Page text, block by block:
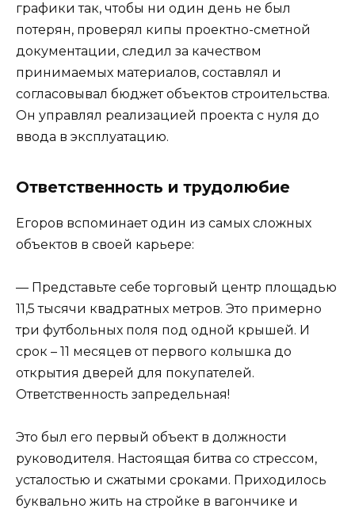
графики так, чтобы ни один день не был
потерян, проверял кипы проектно-сметной
документации, следил за качеством
принимаемых материалов, составлял и
согласовывал бюджет объектов строительства.
Он управлял реализацией проекта с нуля до
ввода в эксплуатацию.
Ответственность и трудолюбие
Егоров вспоминает один из самых сложных
объектов в своей карьере:
— Представьте себе торговый центр площадью
11,5 тысячи квадратных метров. Это примерно
три футбольных поля под одной крышей. И
срок – 11 месяцев от первого колышка до
открытия дверей для покупателей.
Ответственность запредельная!
Это был его первый объект в должности
руководителя. Настоящая битва со стрессом,
усталостью и сжатыми сроками. Приходилось
буквально жить на стройке в вагончике и